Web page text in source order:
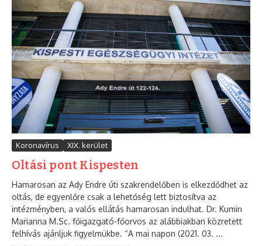
Koronavírus XIX. kerület
Oltási pont Kispesten
Hamarosan az Ady Endre úti szakrendelőben is elkezdődhet az
oltás, de egyenlőre csak a lehetőség lett biztosítva az
intézményben, a valós ellátás hamarosan indulhat. Dr. Kumin
Marianna M.Sc. főigazgató-főorvos az alábbiakban közretett
felhívás ajánljuk figyelmükbe. “A mai napon (2021. 03. ...